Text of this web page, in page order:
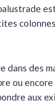
dans des
ou
aux